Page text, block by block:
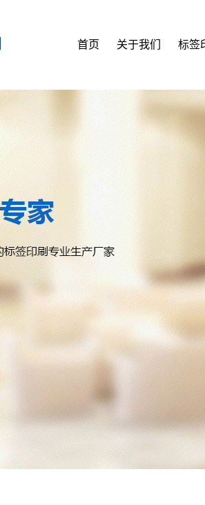
首页 关于我们 标签